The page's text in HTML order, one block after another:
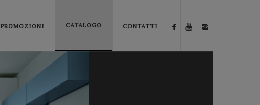
PROMOZIONI CATALOGO CONTATTI